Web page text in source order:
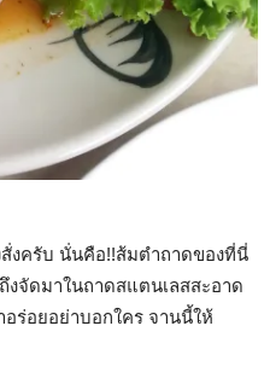
งครับ นั่นคือ!!ส้มตำถาดของที่นี่
จัดมาในถาดสแตนเลสสะอาด
ร่อยอย่าบอกใคร จานนี้ให้